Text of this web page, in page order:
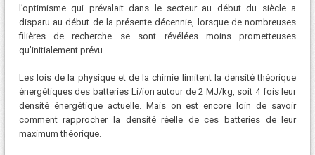
l’optimisme qui prévalait dans le secteur au début du siècle a
disparu au début de la présente décennie, lorsque de nombreuses
filières de recherche se sont révélées moins prometteuses
qu’initialement prévu.
Les lois de la physique et de la chimie limitent la densité théorique
énergétiques des batteries Li/ion autour de 2 MJ/kg, soit 4 fois leur
densité énergétique actuelle. Mais on est encore loin de savoir
comment rapprocher la densité réelle de ces batteries de leur
maximum théorique.